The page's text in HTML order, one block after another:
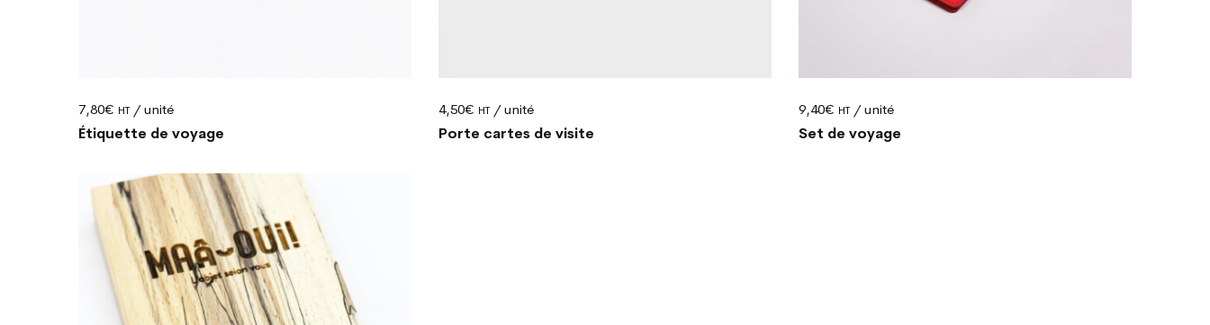
7,80€ HT / unité
Étiquette de voyage
4,50€ HT / unité
Porte cartes de visite
9,40€ HT / unité
Set de voyage